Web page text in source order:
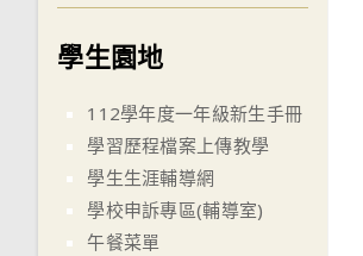
學生園地
112學年度一年級新生手冊
學習歷程檔案上傳教學
學生生涯輔導網
學校申訴專區(輔導室)
午餐菜單